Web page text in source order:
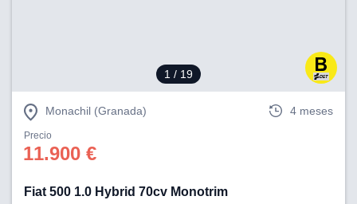
1 / 19
Monachil (Granada) 4 meses
Precio
11.900 €
Fiat 500 1.0 Hybrid 70cv Monotrim